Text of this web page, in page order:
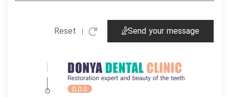
Send your message
Reset